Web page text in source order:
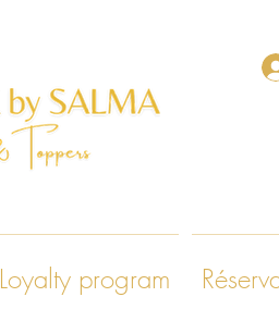
Loyalty program